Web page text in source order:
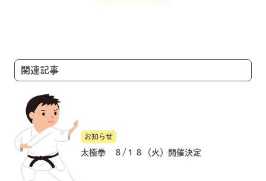
ョ
ン関連記事
お知らせ
太極拳 ８/１８（火）開催決定